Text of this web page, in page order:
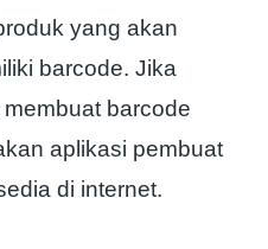
yang akan
barcode. Jika
barcode
aplikasi pembuat
di internet.